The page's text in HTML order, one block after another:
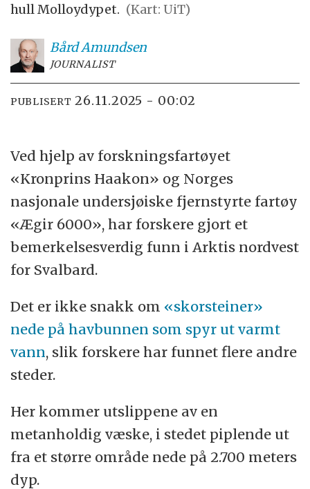
hull Molloydypet. (Kart: UiT)
BårdAmundsen
JOURNALIST
PUBLISERT 26.11.2025 - 00:02
Ved hjelp av forskningsfartøyet
«Kronprins Haakon» og Norges
nasjonale undersjøiske fjernstyrte fartøy
«Ægir 6000», har forskere gjort et
bemerkelsesverdig funn i Arktis nordvest
for Svalbard.
Det er ikke snakk om «skorsteiner»
nede på havbunnen som spyr ut varmt
vann, slik forskere har funnet flere andre
steder.
Her kommer utslippene av en
metanholdig væske, i stedet piplende ut
fra et større område nede på 2.700 meters
dyp.